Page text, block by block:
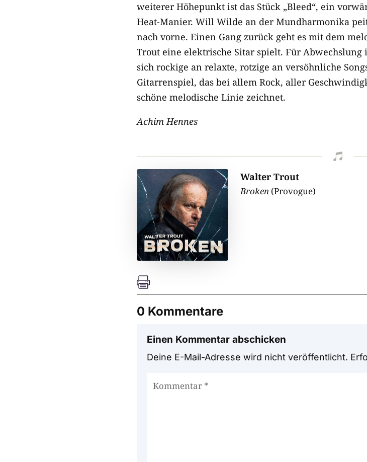
weiterer Höhepunkt ist das Stück „Bleed“, ein
Heat-Manier. Will Wilde an der Mundharmonika
nach vorne. Einen Gang zurück geht es mit dem
Trout eine elektrische Sitar spielt. Für Abwechslung
sich rockige an relaxte, rotzige an versöhnliche
Gitarrenspiel, das bei allem Rock, aller
schöne melodische Linie zeichnet.
Achim Hennes

Walter Trout
Broken (Provogue)

0 Kommentare
Einen Kommentar abschicken
Deine E-Mail-Adresse wird nicht veröffentlicht.